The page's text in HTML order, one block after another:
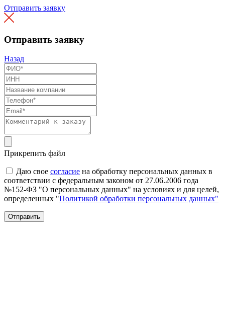
Отправить заявку
Отправить заявку
Назад
Прикрепить файл
Даю свое согласие на обработку персональных данных в
соответствии с федеральным законом от 27.06.2006 года
№152-ФЗ "О персональных данных" на условиях и для целей,
определенных "Политикой обработки персональных данных"
Отправить